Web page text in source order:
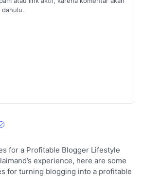
for a Profitable Blogger Lifestyle
experience, here are some
for turning blogging into a profitable